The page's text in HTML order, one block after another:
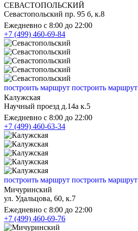
СЕВАСТОПОЛЬСКИЙ
Севастопольский пр. 95 б, к.8
Ежедневно с 8:00 до 22:00
+7 (499) 460-69-84
построить маршрут построить маршрут
Калужская
Научный проезд д.14а к.5
Ежедневно с 8:00 до 22:00
+7 (499) 460-63-34
построить маршрут построить маршрут
Мичуринский
ул. Удальцова, 60, к.7
Ежедневно с 8:00 до 22:00
+7 (499) 460-69-76